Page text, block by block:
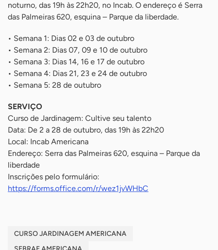
noturno, das 19h às 22h20, no Incab. O endereço é Serra
das Palmeiras 620, esquina – Parque da liberdade.
• Semana 1: Dias 02 e 03 de outubro
• Semana 2: Dias 07, 09 e 10 de outubro
• Semana 3: Dias 14, 16 e 17 de outubro
• Semana 4: Dias 21, 23 e 24 de outubro
• Semana 5: 28 de outubro
SERVIÇO
Curso de Jardinagem: Cultive seu talento
Data: De 2 a 28 de outubro, das 19h às 22h20
Local: Incab Americana
Endereço: Serra das Palmeiras 620, esquina – Parque da
liberdade
Inscrições pelo formulário:
https://forms.office.com/r/wez1jvWHbC
CURSO JARDINAGEM AMERICANA